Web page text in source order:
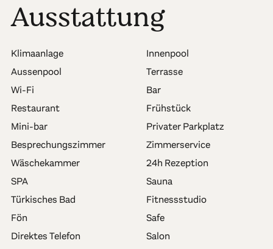
Ausstattung
Klimaanlage
Innenpool
Aussenpool
Terrasse
Wi-Fi
Bar
Restaurant
Frühstück
Mini-bar
Privater Parkplatz
Besprechungszimmer
Zimmerservice
Wäschekammer
24h Rezeption
SPA
Sauna
Türkisches Bad
Fitnessstudio
Fön
Safe
Direktes Telefon
Salon